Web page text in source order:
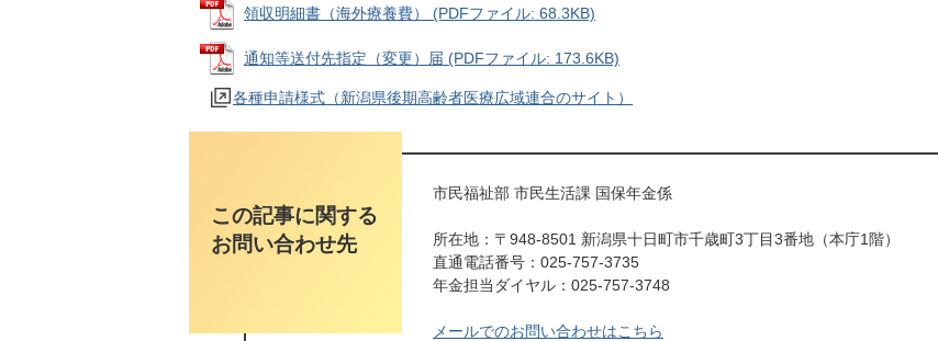
領収明細書（海外療養費） (PDFファイル: 68.3KB)
通知等送付先指定（変更）届 (PDFファイル: 173.6KB)
各種申請様式（新潟県後期高齢者医療広域連合のサイト）
この記事に関する
お問い合わせ先
市民福祉部 市民生活課 国保年金係
所在地：〒948-8501 新潟県十日町市千歳町3丁目3番地（本庁1階）
直通電話番号：025-757-3735
年金担当ダイヤル：025-757-3748
メールでのお問い合わせはこちら